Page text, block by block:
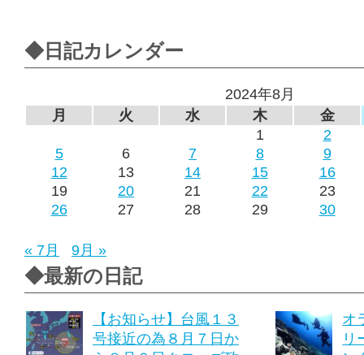
◆日記カレンダー
2024年8月
月
火 水 木
金
1
2
5
6 7 8
9
12
13 14 15
16
19
20 21 22
23
26
27 28 29 30
« 7月 9月 »
◆最新の日記
【お知らせ】台風１３
号接近の為８月７日か
オ
リ